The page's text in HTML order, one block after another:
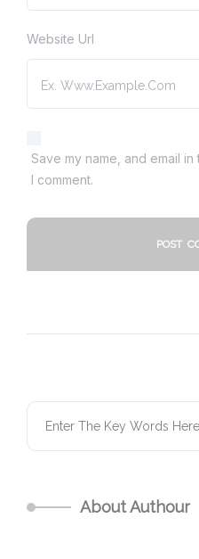
Website Url
Save my name, and email
I comment.
About Authour